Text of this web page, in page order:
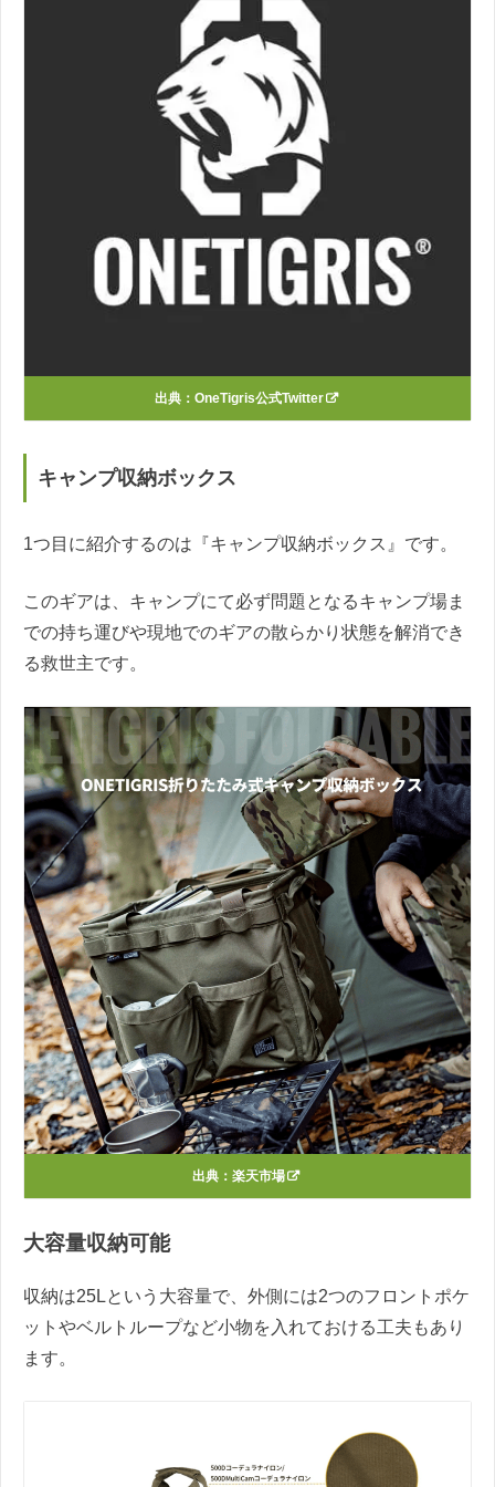
出典： OneTigris公式Twitter
キャンプ収納ボックス
1つ目に紹介するのは『キャンプ収納ボックス』です。
このギアは、キャンプにて必ず問題となるキャンプ場ま
での持ち運びや現地でのギアの散らかり状態を解消でき
る救世主です。
出典： 楽天市場
大容量収納可能
収納は25Lという大容量で、外側には2つのフロントポケ
ットやベルトループなど小物を入れておける工夫もあり
ます。